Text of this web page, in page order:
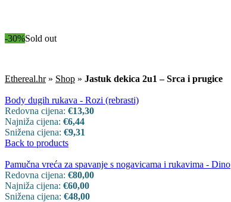
-30%Sold out
Ethereal.hr» Shop » Jastuk dekica 2u1 – Srca i prugice
Body dugih rukava - Rozi (rebrasti)
Redovna cijena: €13,30
Najniža cijena: €6,44
Snižena cijena: €9,31
Back to products
Pamučna vreća za spavanje s nogavicama i rukavima - Dino
Redovna cijena: €80,00
Najniža cijena: €60,00
Snižena cijena: €48,00